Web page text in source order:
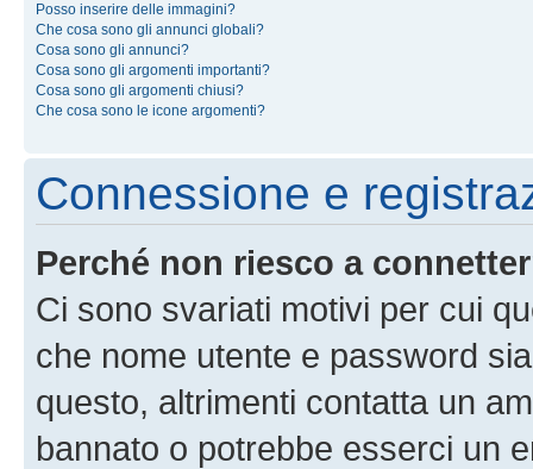
Posso inserire delle immagini?
Che cosa sono gli annunci globali?
Cosa sono gli annunci?
Cosa sono gli argomenti importanti?
Cosa sono gli argomenti chiusi?
Che cosa sono le icone argomenti?
Connessione e
Perché non riesco a
Ci sono svariati motivi per cui
che nome utente e password
questo, altrimenti contatta un
bannato o potrebbe esserci un